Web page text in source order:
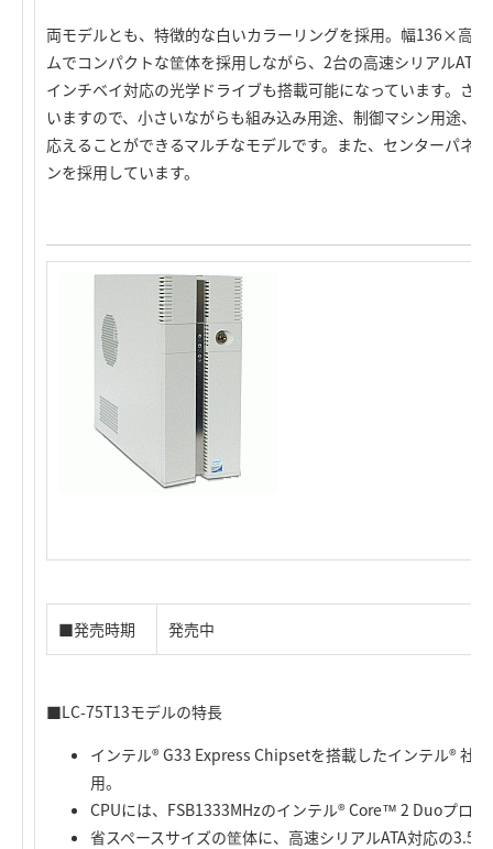
両モデルとも、特徴的な白いカラーリングを採用。幅136×高
ムでコンパクトな筐体を採用しながら、2台の高速シリアルATA
インチベイ対応の光学ドライブも搭載可能になっています。さ
いますので、小さいながらも組み込み用途、制御マシン用途、
応えることができるマルチなモデルです。また、センターパネ
ンを採用しています。
■発売時期 発売中
■LC-75T13モデルの特長
インテル® G33 Express Chipsetを搭載したインテル® 社
用。
CPUには、FSB1333MHzのインテル® Core™ 2 Duoプロ
省スペースサイズの筐体に、高速シリアルATA対応の3.5